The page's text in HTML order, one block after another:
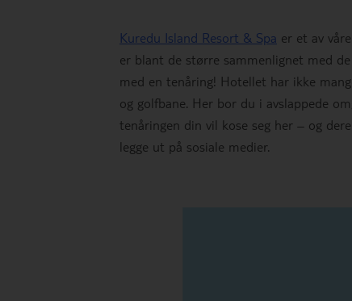
Kuredu Island Resort & Spa er et av
er blant de større sammenlignet med
med en tenåring! Hotellet har ikke
og golfbane. Her bor du i avslappede
tenåringen din vil kose seg her – og
legge ut på sosiale medier.